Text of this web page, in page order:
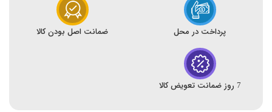
پرداخت در محل ضمانت اصل بودن کالا
7 روز ضمانت تعویض کالا